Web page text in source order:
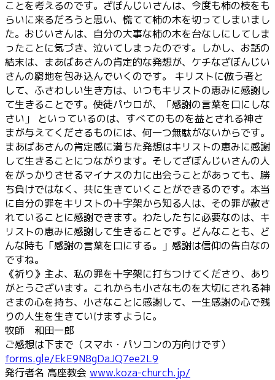
ことを考えるのです。ざぼんじいさんは、今度も柿の枝をも
らいに来るだろうと思い、慌てて柿の木を切ってしまいまし
た。おじいさんは、自分の大事な柿の木を台なしにしてしま
ったことに気づき、泣いてしまったのです。しかし、お話の
結末は、まあばあさんの肯定的な発想が、ケチなざぼんじい
さんの窮地を包み込んでいくのです。 キリストに倣う者と
して、ふさわしい生き方は、いつもキリストの恵みに感謝し
て生きることです。使徒パウロが、「感謝の言葉を口にしな
さい」 といっているのは、すべてのものを益とされる神さ
まが与えてくださるものには、何一つ無駄がないからです。
まあばあさんの肯定感に満ちた発想はキリストの恵みに感謝
して生きることにつながります。そしてざぼんじいさんの人
をがっかりさせるマイナスの力に出会うことがあっても、勝
ち負けではなく、共に生きていくことができるのです。本当
に自分の罪をキリストの十字架から知る人は、その罪が赦さ
れていることに感謝できます。わたしたちに必要なのは、キ
リストの恵みに感謝して生きることです。どんなことも、ど
んな時も「感謝の言葉を口にする。」感謝は信仰の告白なの
ですね。
《祈り》主よ、私の罪を十字架に打ちつけてくださり、あり
がとうございます。これからも小さなものを大切にされる神
さまの心を持ち、小さなことに感謝して、一生感謝の心で残
りの人生を生きていけますように。
牧師 和田一郎
ご感想は下まで（スマホ・パソコンの方向けです）
forms.gle/EkE9N8gDaJQ7ee2L9
発行者名 高座教会 www.koza-church.jp/